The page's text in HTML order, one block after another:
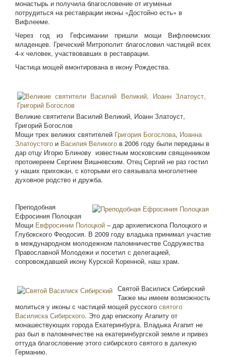
монастырь и получила благословение от игуменьи
потрудиться на реставрации иконы «Достойно есть» в
Вифлееме.
Через год из Гефсимании пришли мощи Вифлеемских
младенцев. Греческий Митрополит благословил частицей всех
4-х человек, участвовавших в реставрации.
Частица мощей вмонтирована в икону Рождества.
Великие святители Василий Великий, Иоанн Златоуст,
Григорий Богослов
Мощи трех великих святителей Григория Богослова, Иоанна
Златоустого и Василия Великого в 2006 году были переданы в
дар отцу Игорю Блинову известным московским священником
протоиереем Сергием Вишневским. Отец Сергий не раз гостил
у наших прихожан, с которыми его связывала многолетнее
духовное родство и дружба.
Преподобная
Ефросиния Полоцкая
Мощи Евфросинии Полоцкой – дар архиепископа Полоцкого и
Глубокского Феодосия. В 2009 году владыка принимал участие
в международном молодежном паломничестве Содружества
Православной Молодежи и посетил с делегацией,
сопровождавшей икону Курской Коренной, наш храм.
Святой Василиск Сибирский
Также мы имеем возможность
молиться у иконы с частицей мощей русского святого
Василиска Сибирского. Это дар епископу Агапиту от
монашествующих города Екатеринбурга. Владыка Агапит не
раз был в паломничестве на екатеринбургской земле и привез
оттуда благословение этого сибирского святого в далекую
Германию.